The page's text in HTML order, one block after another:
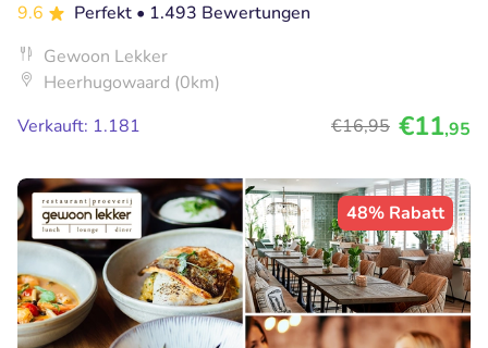
9.6
Perfekt • 1.493 Bewertungen
Gewoon Lekker
Heerhugowaard (0km)
Verkauft: 1.181
€16,95 €11,95
48% Rabatt